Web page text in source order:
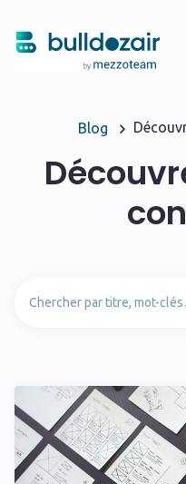
Blog
Actualités Apéro
Innovation Non